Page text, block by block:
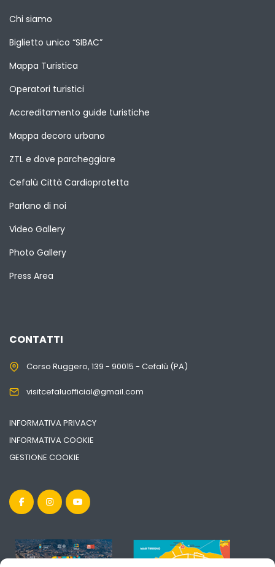
Chi siamo
Biglietto unico “SIBAC”
Mappa Turistica
Operatori turistici
Accreditamento guide turistiche
Mappa decoro urbano
ZTL e dove parcheggiare
Cefalù Città Cardioprotetta
Parlano di noi
Video Gallery
Photo Gallery
Press Area
CONTATTI
Corso Ruggero, 139 - 90015 - Cefalù (PA)
visitcefaluofficial@gmail.com
INFORMATIVA PRIVACY
INFORMATIVA COOKIE
GESTIONE COOKIE